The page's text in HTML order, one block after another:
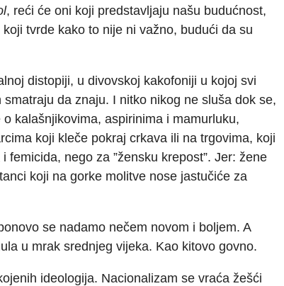
, reći će oni koji predstavljaju našu budućnost,
koji tvrde kako to nije ni važno, budući da su
distopiji, u divovskoj kakofoniji u kojoj svi
da znaju. I nitko nikog ne sluša dok se,
kalašnjikovima, aspirinima i mamurluku,
koji kleče pokraj crkava ili na trgovima, koji
nego za ”žensku krepost”. Jer: žene
koji na gorke molitve nose jastučiće za
se nadamo nečem novom i boljem. A
u mrak srednjeg vijeka. Kao kitovo govno.
ideologija. Nacionalizam se vraća žešći